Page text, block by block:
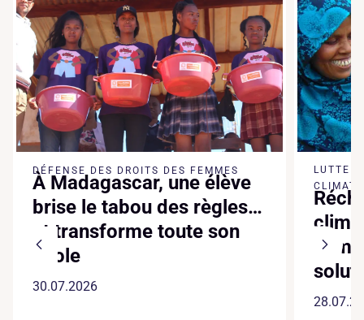
DÉFENSE DES DROITS DES FEMMES
À Madagascar, une élève
brise le tabou des règles…
et transforme toute son
école
30.07.2026
LUTTE